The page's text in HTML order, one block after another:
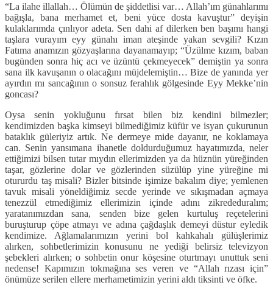
“La ilahe illallah… Ölümün de şiddetlisi var… Allah’ım günahlarımı
bağışla, bana merhamet et, beni yüce dosta kavuştur” deyişin
kulaklarımda çınlıyor adeta. Sen dahi af dilerken ben başımı hangi
taşlara vurayım eyy günahı iman ateşinde yakan sevgili? Kızın
Fatıma anamızın gözyaşlarına dayanamayıp; “Üzülme kızım, baban
bugünden sonra hiç acı ve üzüntü çekmeyecek” demiştin ya sonra
sana ilk kavuşanın o olacağını müjdelemiştin… Bize de yanında yer
ayırdın mı sancağının o sonsuz ferahlık gölgesinde Eyy Mekke’nin
goncası?
Oysa senin yokluğunu fırsat bilen biz kendini bilmezler;
kendimizden başka kimseyi bilmediğimiz küfür ve isyan çukurunun
bataklık güleriyiz artık. Ne dermeye mide dayanır, ne koklamaya
can. Senin yansımana ihanetle doldurduğumuz hayatımızda, neler
ettiğimizi bilsen tutar mıydın ellerimizden ya da hüznün yüreğinden
taşar, gözlerine dolar ve gözlerinden süzülüp yine yüreğine mi
otururdu taş misali? Bizler bitsinde işimize bakalım diye; yemlenen
tavuk misali yöneldiğimiz secde yerinde ve sıkışmadan açmaya
tenezzül etmediğimiz ellerimizin içinde adını zikrededuralım;
yaratanımızdan sana, senden bize gelen kurtuluş reçetelerini
buruşturup çöpe atmayı ve adına çağdaşlık demeyi düstur eyledik
kendimize. Ağlamalarımızın yerini bol kahkahalı gülüşlerimiz
alırken, sohbetlerimizin konusunu ne yediği belirsiz televizyon
şebekleri alırken; o sohbetin onur köşesine oturtmayı unuttuk seni
nedense! Kapımızın tokmağına ses veren ve “Allah rızası için”
önümüze serilen ellere merhametimizin yerini aldı tiksinti ve öfke.